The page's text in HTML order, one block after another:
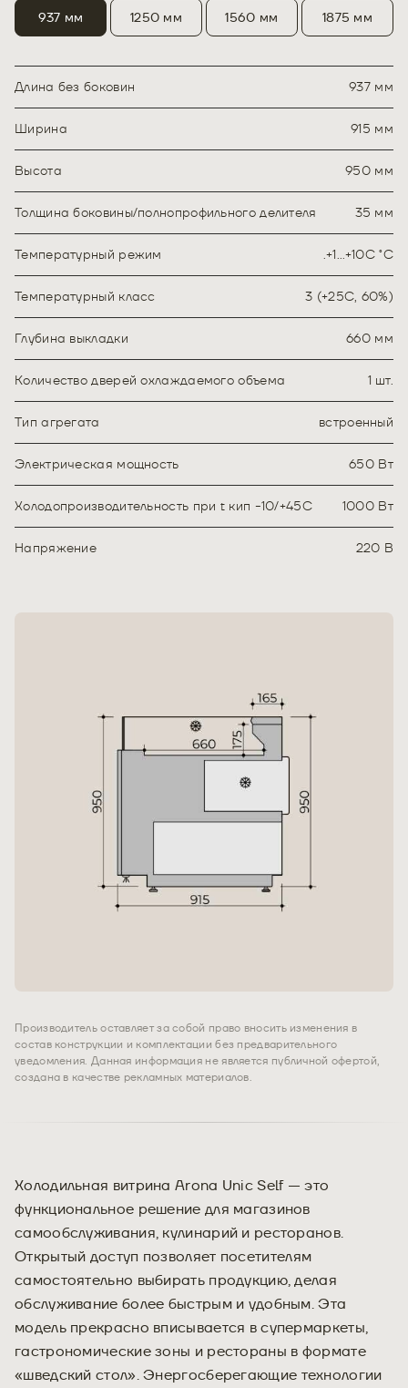
Производитель оставляет за собой право вносить изменения в
состав конструкции и комплектации без предварительного
уведомления. Данная информация не является публичной офертой,
создана в качестве рекламных материалов.
937 мм 1250 мм 1560 мм 1875 мм
Длина без боковин 937 мм
Ширина 915 мм
Высота 950 мм
Толщина боковины/полнопрофильного делителя 35 мм
Температурный режим .+1…+10C ˚С
Температурный класс 3 (+25С, 60%)
Глубина выкладки 660 мм
Количество дверей охлаждаемого объема 1 шт.
Тип агрегата встроенный
Электрическая мощность 650 Вт
Холодопроизводительность при t кип -10/+45С 1000 Вт
Напряжение 220 В
Холодильная витрина Arona Unic Self — это
функциональное решение для магазинов
самообслуживания, кулинарий и ресторанов.
Открытый доступ позволяет посетителям
самостоятельно выбирать продукцию, делая
обслуживание более быстрым и удобным. Эта
модель прекрасно вписывается в супермаркеты,
гастрономические зоны и рестораны в формате
«шведский стол». Энергосберегающие технологии